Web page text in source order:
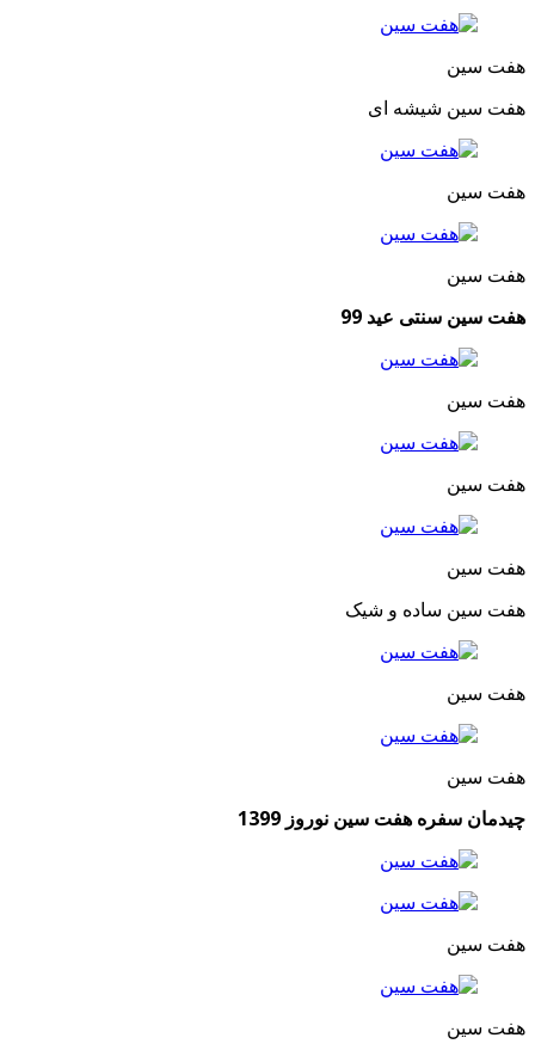
هفت سین
هفت سین شیشه ای
هفت سین
هفت سین
هفت سین سنتی عید 99
هفت سین
هفت سین
هفت سین
هفت سین ساده و شیک
هفت سین
هفت سین
چیدمان سفره هفت سین نوروز 1399
هفت سین
هفت سین